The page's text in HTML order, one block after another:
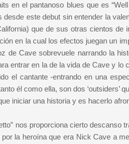
en el pantanoso blues que es
desde este debut sin entender la
que de sus otras cientos de
en la cual los efectos juegan un
de Cave sobrevuele narrando la
entrar en la de la vida de Cave y
el cantante -entrando en una
él como ella, son dos ‘outsiders’
iniciar una historia y es hacerlo
nos proporciona cierto descanso
la heroína que era Nick Cave a